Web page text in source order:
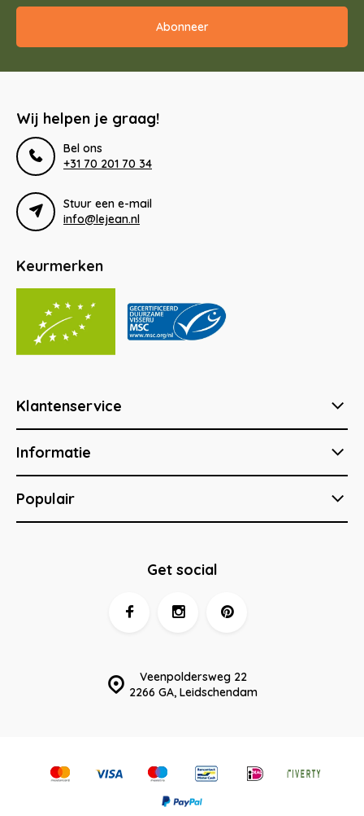
Abonneer
Wij helpen je graag!
Bel ons
+31 70 201 70 34
Stuur een e-mail
info@lejean.nl
Keurmerken
Klantenservice
Informatie
Populair
Veenpoldersweg 22
2266 GA, Leidschendam
Get social